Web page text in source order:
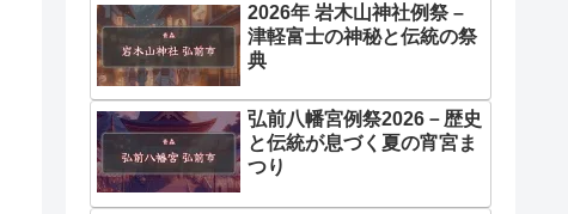
2026年 岩木山神社例祭 –
津軽富士の神秘と伝統の祭
典
弘前八幡宮例祭2026－歴史
と伝統が息づく夏の宵宮ま
つり